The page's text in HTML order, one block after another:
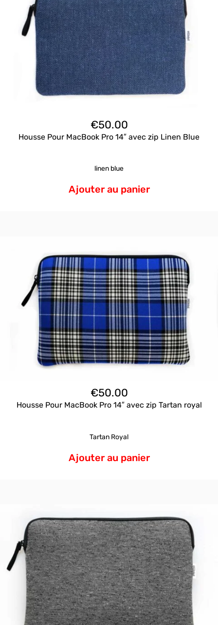
€50.00
Housse Pour MacBook Pro 14″ avec zip Linen Blue
linen blue
Ajouter au panier
€50.00
Housse Pour MacBook Pro 14″ avec zip Tartan royal
Tartan Royal
Ajouter au panier